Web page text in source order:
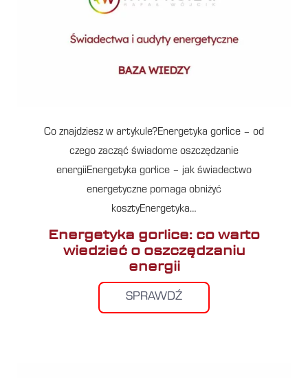
Co znajdziesz w artykule?Energetyka gorlice – od
czego zacząć świadome oszczędzanie
energiiEnergetyka gorlice – jak świadectwo
energetyczne pomaga obniżyć
kosztyEnergetyka…
Energetyka gorlice: co warto
wiedzieć o oszczędzaniu
energii
SPRAWDŹ